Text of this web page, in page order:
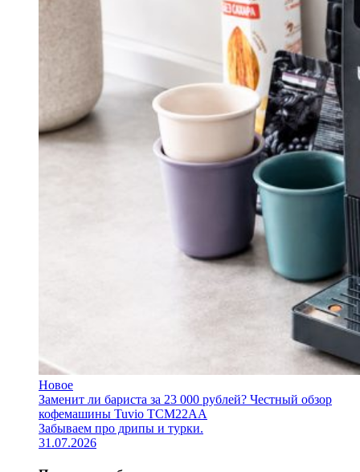
Новое
Заменит ли бариста за 23 000 рублей? Честный обзор
кофемашины Tuvio TCM22AA
Забываем про дрипы и турки.
31.07.2026